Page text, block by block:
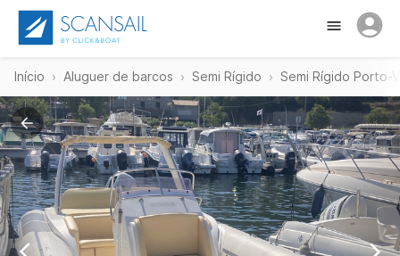
Início Aluguer de barcos Semi Rígido Semi Rígido Porto-